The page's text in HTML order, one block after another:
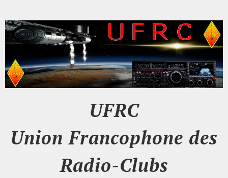
UFRC
Union Francophone des
Radio-Clubs